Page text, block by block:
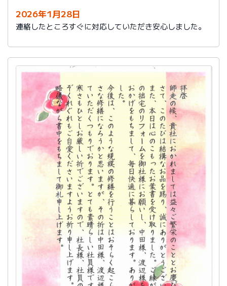
2026年1月28日
連絡したところすぐに対応していただき安心しました。